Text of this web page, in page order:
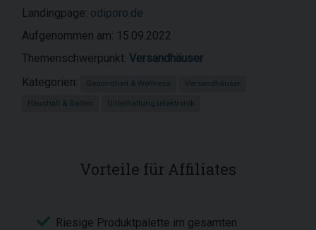
Landingpage: odiporo.de
Aufgenommen am: 15.09.2022
Themenschwerpunkt: Versandhäuser
Kategorien:
Gesundheit & Wellness Versandhäuser
Haushalt & Garten Unterhaltungselektronik
Vorteile für Affiliates
Riesige Produktpalette im gesamten